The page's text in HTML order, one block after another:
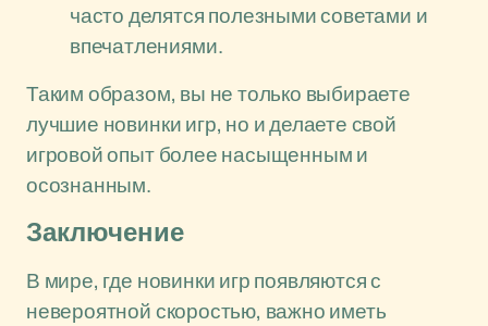
часто делятся полезными советами и
впечатлениями.
Таким образом, вы не только выбираете
лучшие новинки игр, но и делаете свой
игровой опыт более насыщенным и
осознанным.
Заключение
В мире, где новинки игр появляются с
невероятной скоростью, важно иметь